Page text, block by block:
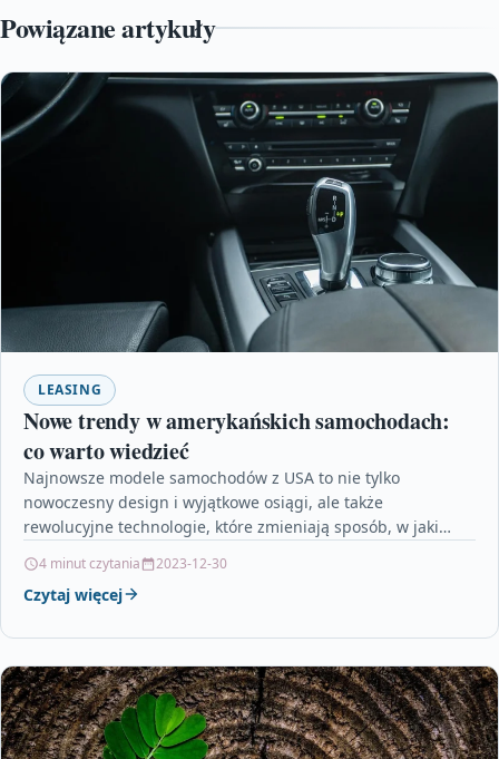
Powiązane artykuły
LEASING
Nowe trendy w amerykańskich samochodach:
co warto wiedzieć
Najnowsze modele samochodów z USA to nie tylko
nowoczesny design i wyjątkowe osiągi, ale także
rewolucyjne technologie, które zmieniają sposób, w jaki
4 minut czytania 2023-12-30
Czytaj więcej